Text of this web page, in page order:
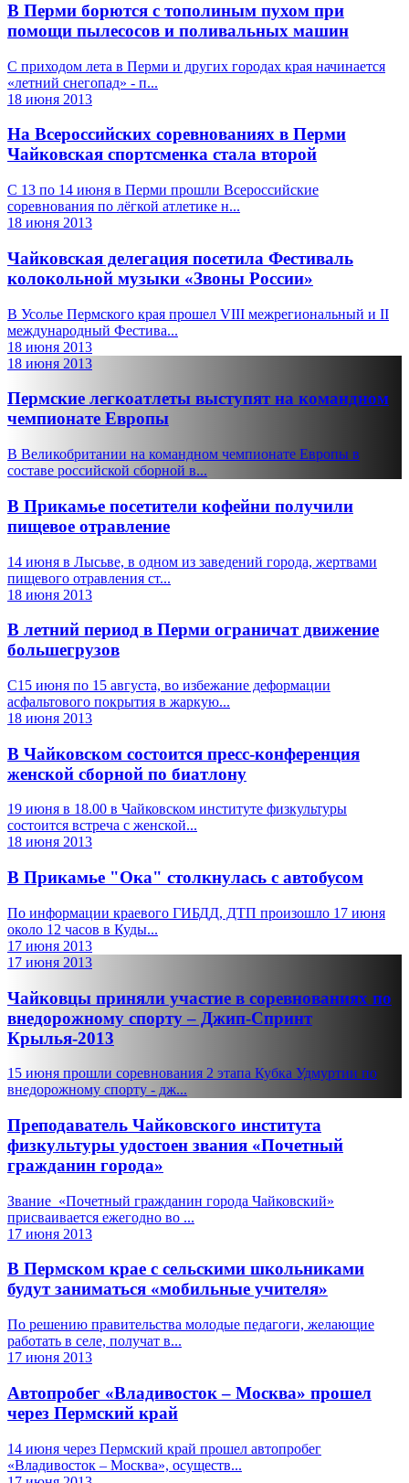
В Перми борются с тополиным пухом при
помощи пылесосов и поливальных машин
С приходом лета в Перми и других городах края начинается
«летний снегопад» - п...
18 июня 2013
На Всероссийских соревнованиях в Перми
Чайковская спортсменка стала второй
С 13 по 14 июня в Перми прошли Всероссийские
соревнования по лёгкой атлетике н...
18 июня 2013
Чайковская делегация посетила Фестиваль
колокольной музыки «Звоны России»
В Усолье Пермского края прошел VIII межрегиональный и II
международный Фестива...
18 июня 2013
18 июня 2013
Пермские легкоатлеты выступят на командном
чемпионате Европы
В Великобритании на командном чемпионате Европы в
составе российской сборной в...
В Прикамье посетители кофейни получили
пищевое отравление
14 июня в Лысьве, в одном из заведений города, жертвами
пищевого отравления ст...
18 июня 2013
В летний период в Перми ограничат движение
большегрузов
C15 июня по 15 августа, во избежание деформации
асфальтового покрытия в жаркую...
18 июня 2013
В Чайковском состоится пресс-конференция
женской сборной по биатлону
19 июня в 18.00 в Чайковском институте физкультуры
состоится встреча с женской...
18 июня 2013
В Прикамье "Ока" столкнулась с автобусом
По информации краевого ГИБДД, ДТП произошло 17 июня
около 12 часов в Куды...
17 июня 2013
17 июня 2013
Чайковцы приняли участие в соревнованиях по
внедорожному спорту – Джип-Спринт
Крылья-2013
15 июня прошли соревнования 2 этапа Кубка Удмуртии по
внедорожному спорту - дж...
Преподаватель Чайковского института
физкультуры удостоен звания «Почетный
гражданин города»
Звание «Почетный гражданин города Чайковский»
присваивается ежегодно во ...
17 июня 2013
В Пермском крае с сельскими школьниками
будут заниматься «мобильные учителя»
По решению правительства молодые педагоги, желающие
работать в селе, получат в...
17 июня 2013
Автопробег «Владивосток – Москва» прошел
через Пермский край
14 июня через Пермский край прошел автопробег
«Владивосток – Москва», осуществ...